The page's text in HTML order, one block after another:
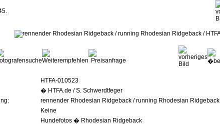
HTFA-010523
� HTFA.de / S. Schwerdtfeger
rennender Rhodesian Ridgeback / running Rhodesian Ridgeback
Keine
Hundefotos� Rhodesian Ridgeback